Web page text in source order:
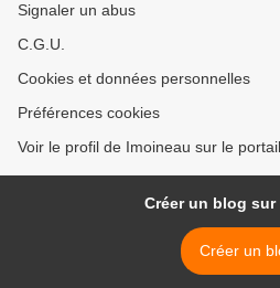
Signaler un abus
C.G.U.
Cookies et données personnelles
Préférences cookies
Voir le profil de Imoineau sur le
Créer un blog sur
Créer un